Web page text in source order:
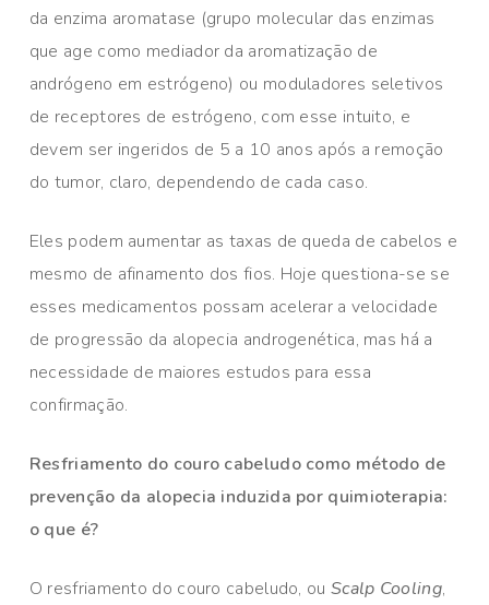
da enzima aromatase (grupo molecular das enzimas
que age como mediador da aromatização de
andrógeno em estrógeno) ou moduladores seletivos
de receptores de estrógeno, com esse intuito, e
devem ser ingeridos de 5 a 10 anos após a remoção
do tumor, claro, dependendo de cada caso.
Eles podem aumentar as taxas de queda de cabelos e
mesmo de afinamento dos fios. Hoje questiona-se se
esses medicamentos possam acelerar a velocidade
de progressão da alopecia androgenética, mas há a
necessidade de maiores estudos para essa
confirmação.
Resfriamento do couro cabeludo como método de
prevenção da alopecia induzida por quimioterapia:
o que é?
O resfriamento do couro cabeludo, ou Scalp Cooling,